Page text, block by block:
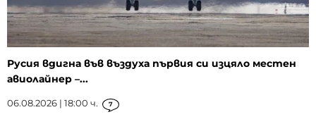
Русия вдигна във въздуха първия си изцяло местен
авиолайнер –...
06.08.2026 | 18:00 ч. 7